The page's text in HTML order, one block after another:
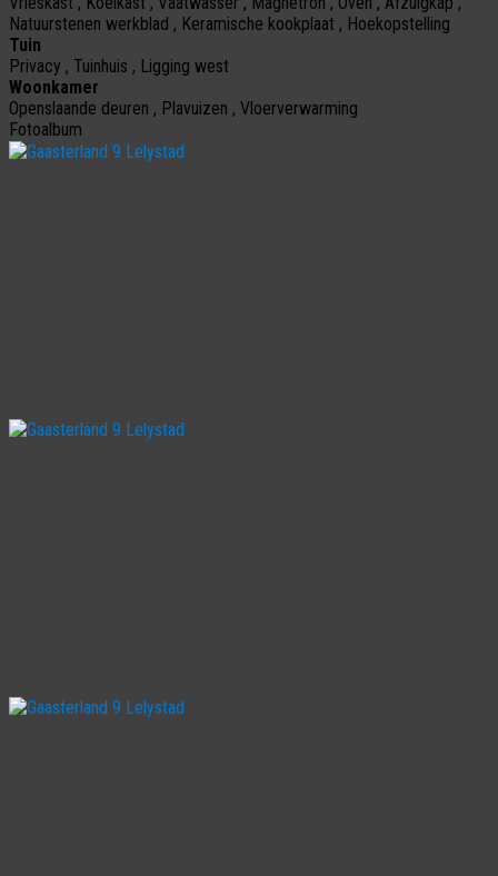
Natuurstenen werkblad , Keramische kookplaat , Hoekopstelling
Tuin
Privacy , Tuinhuis , Ligging west
Woonkamer
Openslaande deuren , Plavuizen , Vloerverwarming
Fotoalbum